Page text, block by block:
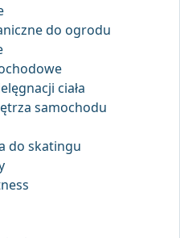
do ogrodu
ciała
samochodu
do skatingu